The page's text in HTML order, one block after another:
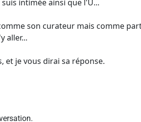
intimée ainsi que l'U...
son curateur mais comme
aller...
et je vous dirai sa réponse.